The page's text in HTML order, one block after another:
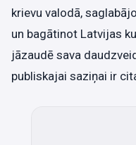
krievu valodā,
un bagātinot Latvijas
jāzaudē sava
publiskajai saziņai ir